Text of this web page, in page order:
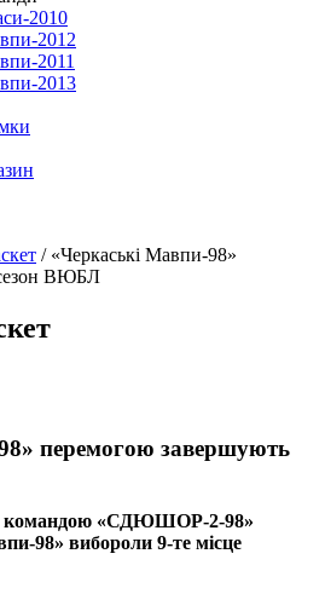
2010
2012
2011
2013
/ «Черкаські Мавпи-98»
ВЮБЛ
перемогою завершують
командою «СДЮШОР-2-98»
98» вибороли 9-те місце